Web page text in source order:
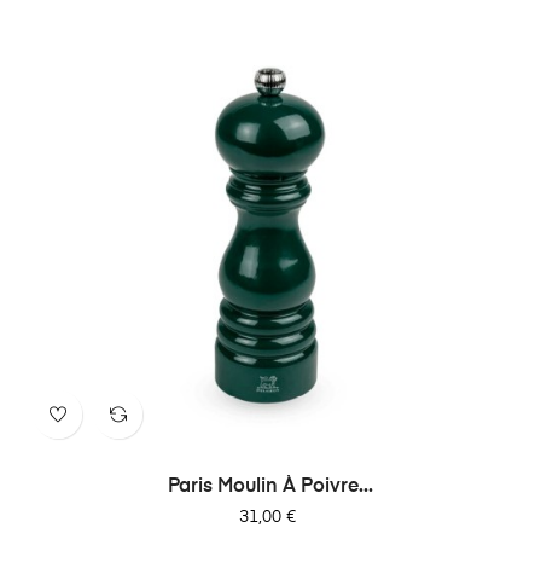
Paris Moulin À Poivre...
Prix
31,00 €